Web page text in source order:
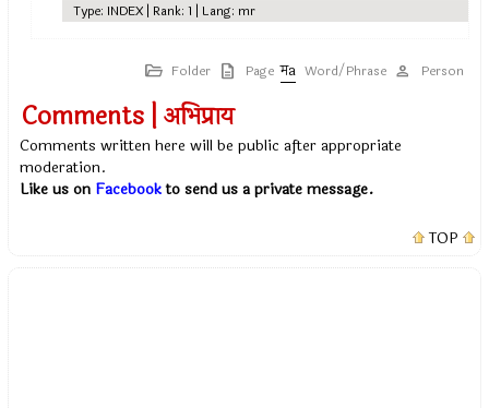
Type: INDEX | Rank: 1 | Lang: mr
Folder Page Word/Phrase Person
Comments | अभिप्राय
Comments written here will be public after appropriate
moderation.
Like us on Facebookto send us a private message.
TOP